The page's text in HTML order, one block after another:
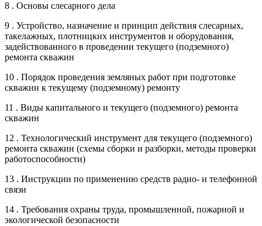
8 . Основы слесарного дела
9 . Устройство, назначение и принцип действия слесарных,
такелажных, плотницких инструментов и оборудования,
задействованного в проведении текущего (подземного)
ремонта скважин
10 . Порядок проведения земляных работ при подготовке
скважин к текущему (подземному) ремонту
11 . Виды капитального и текущего (подземного) ремонта
скважин
12 . Технологический инструмент для текущего (подземного)
ремонта скважин (схемы сборки и разборки, методы проверки
работоспособности)
13 . Инструкции по применению средств радио- и телефонной
связи
14 . Требования охраны труда, промышленной, пожарной и
экологической безопасности